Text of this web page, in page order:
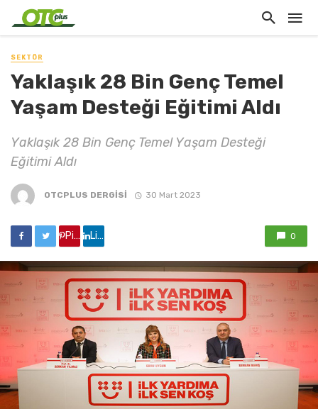
SEKTÖR
Yaklaşık 28 Bin Genç Temel
Yaşam Desteği Eğitimi Aldı
Yaklaşık 28 Bin Genç Temel Yaşam Desteği
Eğitimi Aldı
OTCPLUS DERGİSİ 30 Mart 2023
Pinterest'de paylaş Linkedin'de paylaş 0